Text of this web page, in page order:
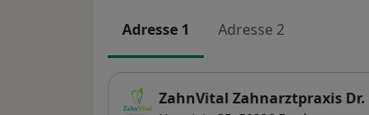
Adresse 1 Adresse 2
ZahnVital Zahnarztpraxis